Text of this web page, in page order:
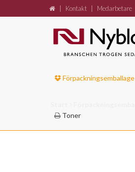
Kontakt Medarbetare
Förpackningsemballage
Toner